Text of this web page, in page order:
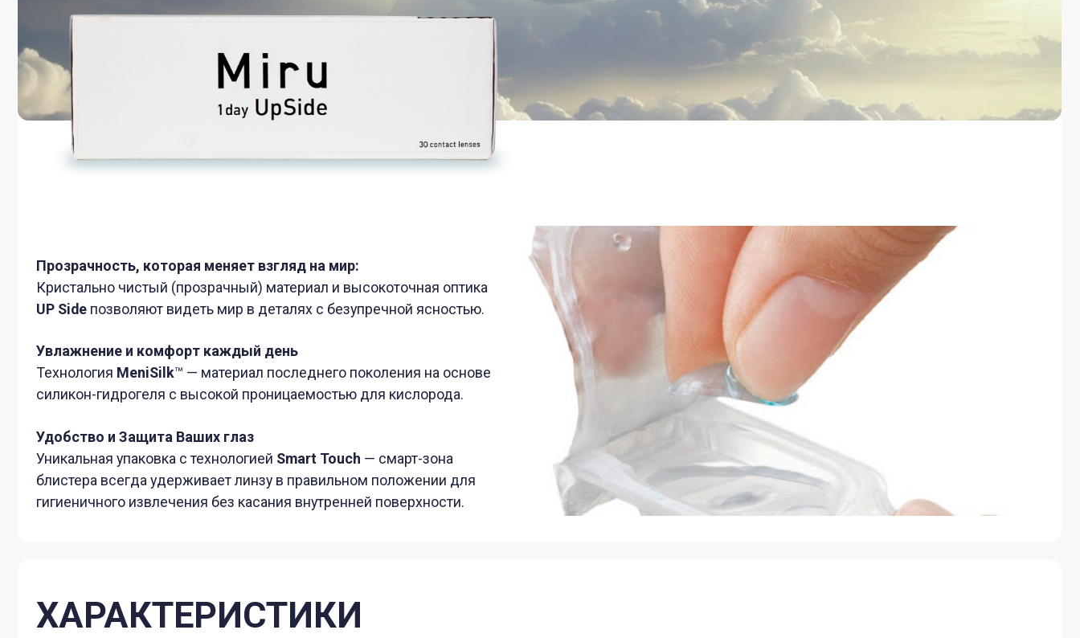
Удобство и Защита Ваших глаз
Уникальная упаковка с технологией Smart Touch— смарт-зона
гигиеничного извлечения без касания внутренней поверхности.
Прозрачность, которая меняет взгляд на мир:
Кристально чистый (прозрачный) материал и высокоточная оптика
UP Sideпозволяют видеть мир в деталях с безупречной ясностью.
Диапазон рефракций - -0,25D ~ -6,00D (шаг 0,25D) -6,50D
~ -10,00D (шаг 0,50D)
Упаковка — 30 линз
Срок замены — 1 день Диаметр — 14,20 мм Влагосодержание — 91%
ХАРАКТЕРИСТИКИ